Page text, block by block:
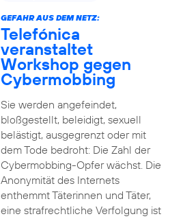
GEFAHR AUS DEM NETZ:
Telefónica
veranstaltet
Workshop gegen
Cybermobbing
Sie werden angefeindet,
bloßgestellt, beleidigt, sexuell
belästigt, ausgegrenzt oder mit
dem Tode bedroht: Die Zahl der
Cybermobbing-Opfer wächst. Die
Anonymität des Internets
enthemmt Täterinnen und Täter,
eine strafrechtliche Verfolgung ist